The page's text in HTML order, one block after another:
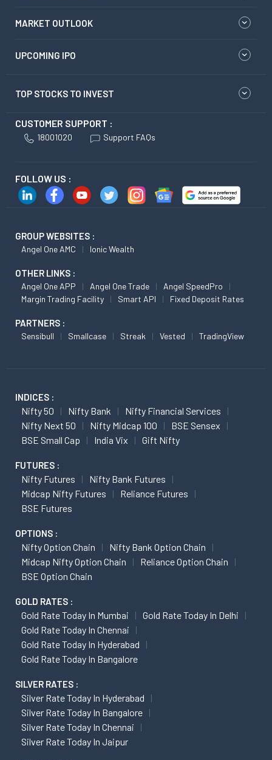
MARKET OUTLOOK
UPCOMING IPO
TOP STOCKS TO INVEST
CUSTOMER SUPPORT :
18001020 Support FAQs
FOLLOW US :
GROUP WEBSITES :
Angel One AMC Ionic Wealth
OTHER LINKS :
Angel One APP Angel One Trade
Angel SpeedPro
Margin Trading Facility
Smart API Fixed Deposit Rates
PARTNERS :
Sensibull Smallcase Streak Vested TradingView
INDICES :
Nifty 50 Nifty Bank
Nifty Financial Services
Nifty Next 50
Nifty Midcap 100
BSE Sensex
BSE Small Cap
India Vix Gift Nifty
FUTURES :
Nifty Futures
Nifty Bank Futures
Midcap Nifty Futures
Reliance Futures
BSE Futures
OPTIONS :
Nifty Option Chain
Nifty Bank Option Chain
Midcap Nifty Option Chain
Reliance Option Chain
BSE Option Chain
GOLD RATES :
Gold Rate Today In Mumbai
Gold Rate Today In Delhi
Gold Rate Today In Chennai
Gold Rate Today In Hyderabad
Gold Rate Today In Bangalore
SILVER RATES :
Silver Rate Today In Hyderabad
Silver Rate Today In Bangalore
Silver Rate Today In Chennai
Silver Rate Today In Jaipur